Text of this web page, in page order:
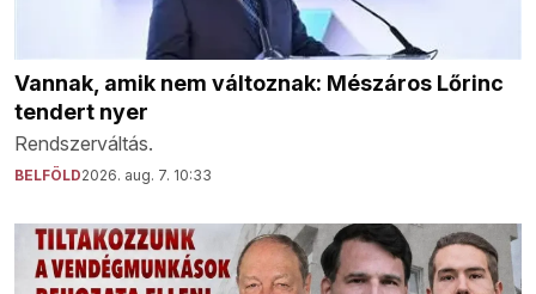
Vannak, amik nem változnak: Mészáros Lőrinc
tendert nyer
Rendszerváltás.
BELFÖLD2026. aug. 7. 10:33